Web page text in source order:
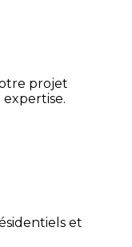
projet
et